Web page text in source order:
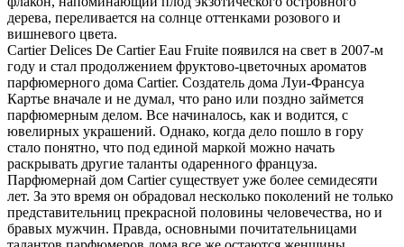
дерева, переливается на солнце оттенками розового и
вишневого цвета.
Cartier Delices De Cartier Eau Fruite появился на свет в 2007-м
году и стал продолжением фруктово-цветочных ароматов
парфюмерного дома Cartier. Создатель дома Луи-Франсуа
Картье вначале и не думал, что рано или поздно займется
парфюмерным делом. Все начиналось, как и водится, с
ювелирных украшений. Однако, когда дело пошло в гору
стало понятно, что под единой маркой можно начать
раскрывать другие таланты одаренного француза.
Парфюмернай дом Cartier существует уже более семидесяти
лет. За это время он обрадовал несколько поколений не только
представительниц прекрасной половины человечества, но и
бравых мужчин. Правда, основными почитательницами